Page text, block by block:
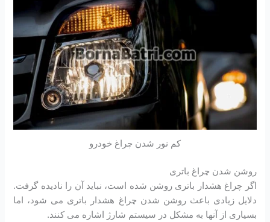
کم نور شدن چراغ خودرو
روشن شدن چراغ باتری
اگر چراغ هشدار باتری روشن شده است، نباید آن را نادیده گرفت.
دلایل زیادی باعث روشن شدن چراغ هشدار باتری می شود، اما
بسیاری از آنها به مشکل در سیستم شارژ اشاره می کنند.